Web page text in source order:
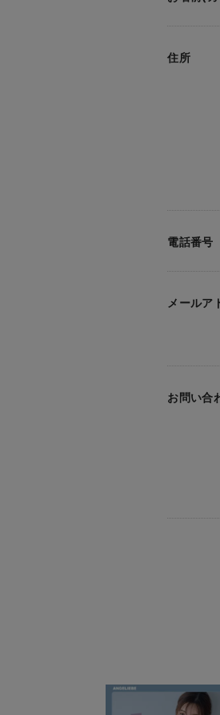
住所
電話番号
メールア
お問い合